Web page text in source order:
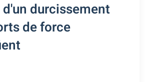
durcissement
de force